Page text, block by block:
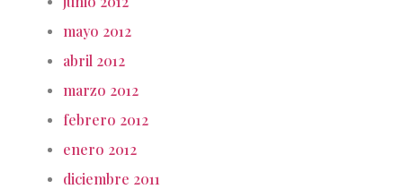
mayo 2012
abril 2012
marzo 2012
febrero 2012
enero 2012
diciembre 2011